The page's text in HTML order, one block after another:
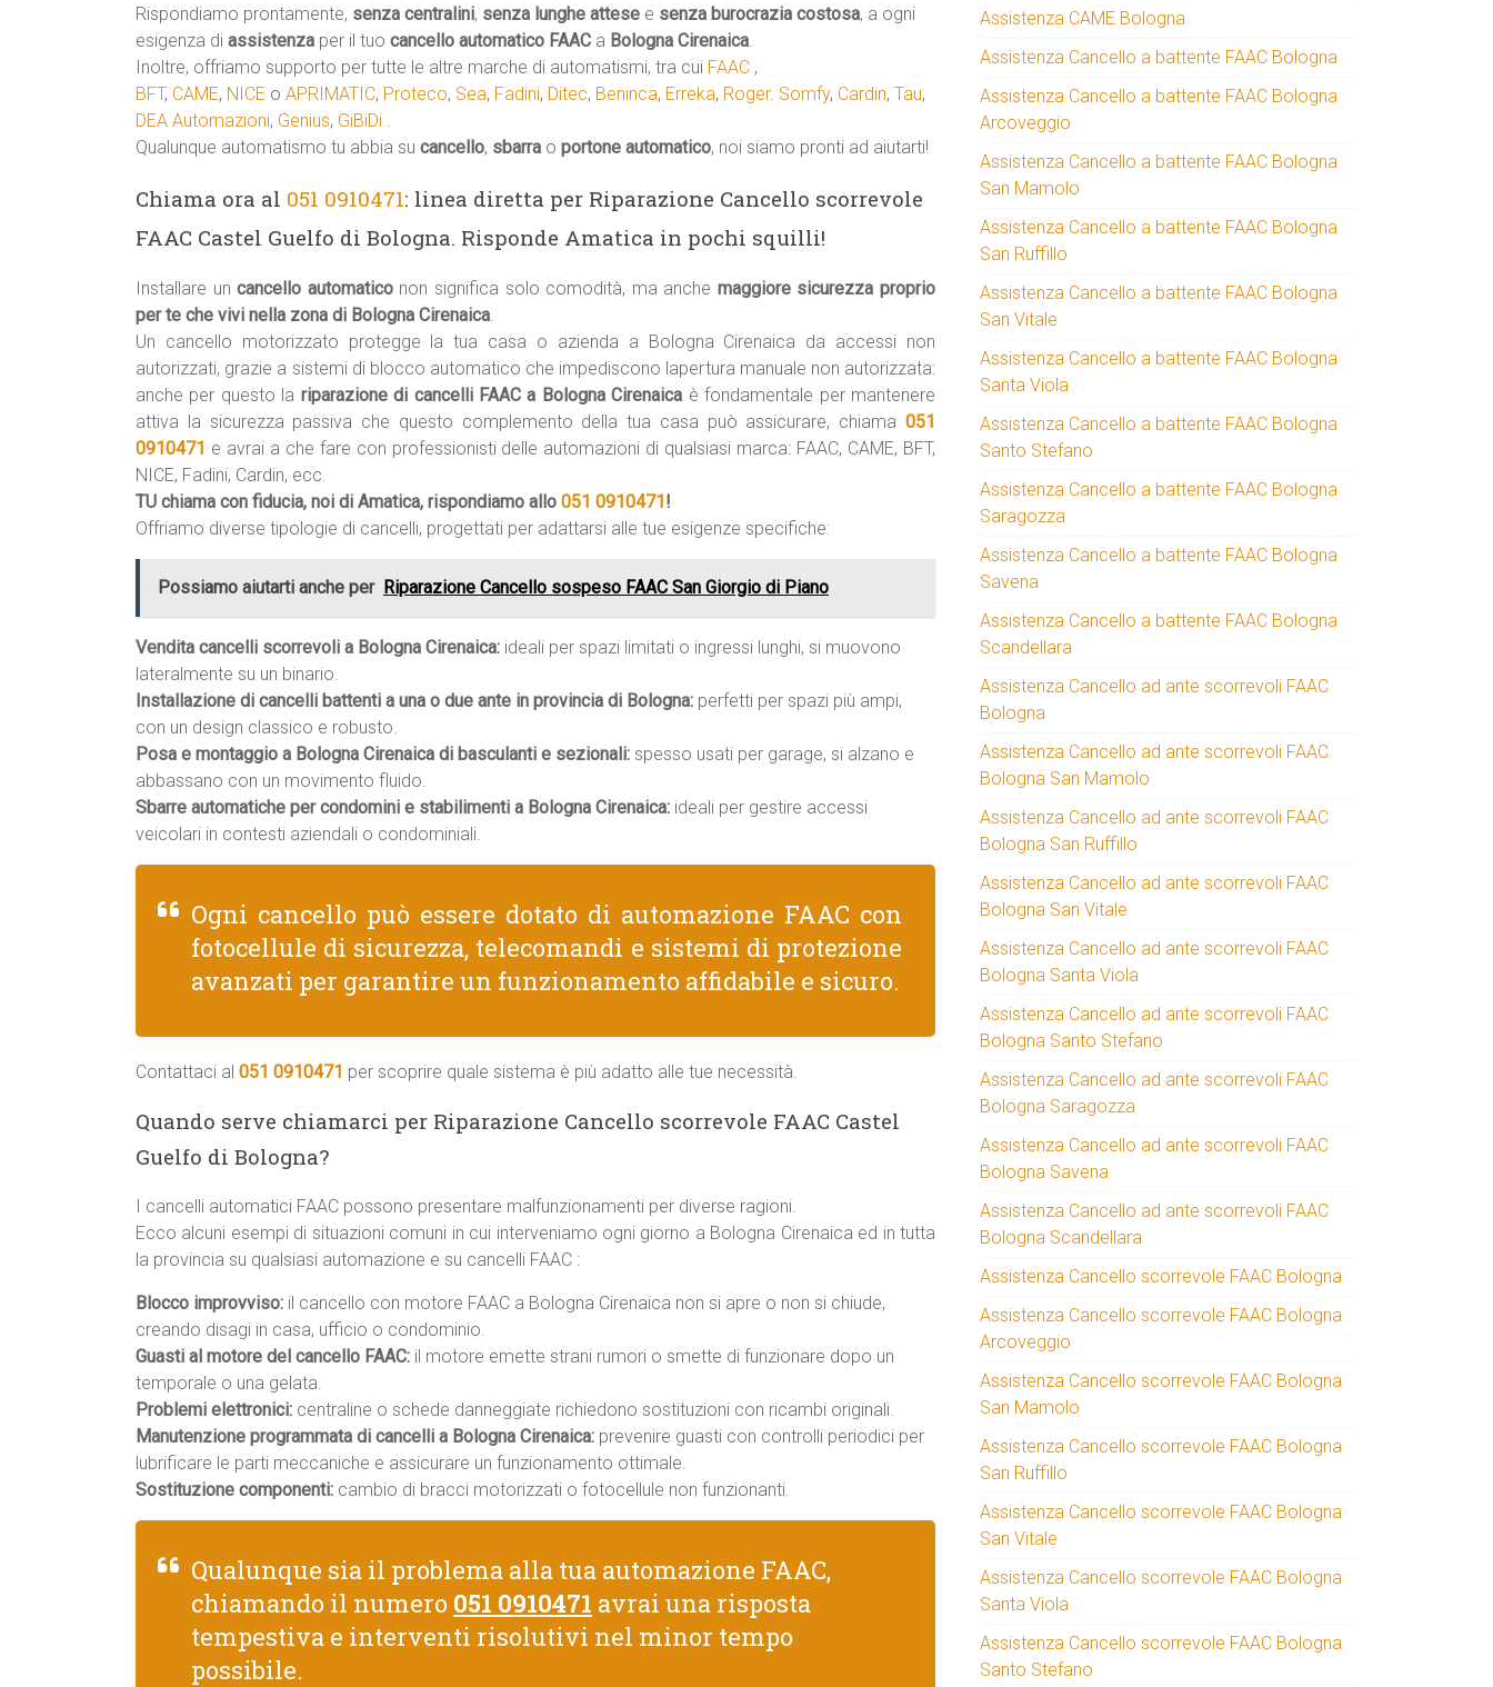
Rispondiamo prontamente, senza centralini, senza lunghe attese e senza burocrazia costosa, a ogni
esigenza di assistenza per il tuo cancello automatico FAAC a Bologna Cirenaica.
Inoltre, offriamo supporto per tutte le altre marche di automatismi, tra cui FAAC ,
BFT, CAME, NICE o APRIMATIC, Proteco, Sea, Fadini, Ditec, Beninca, Erreka, Roger. Somfy, Cardin, Tau,
DEA Automazioni, Genius, GiBiDi .
Qualunque automatismo tu abbia su cancello, sbarra o portone automatico, noi siamo pronti ad aiutarti!
Chiama ora al 051 0910471: linea diretta per Riparazione Cancello scorrevole
FAAC Castel Guelfo di Bologna. Risponde Amatica in pochi squilli!
Installare uncancello automaticonon significa solo comodità, ma anche maggiore sicurezza proprio
per te che vivi nella zona di Bologna Cirenaica.
Un cancello motorizzato protegge la tua casa o azienda a Bologna Cirenaica da accessi non
autorizzati, grazie a sistemi di blocco automatico che impediscono lapertura manuale non autorizzata:
anche per questo la riparazione di cancelli FAAC a Bologna Cirenaica è fondamentale per mantenere
attiva la sicurezza passiva che questo complemento della tua casa può assicurare, chiama 051
0910471 e avrai a che fare con professionisti delle automazioni di qualsiasi marca: FAAC, CAME, BFT,
NICE, Fadini, Cardin, ecc.
TU chiama con fiducia, noi di Amatica, rispondiamo allo 051 0910471!
Offriamo diverse tipologie di cancelli, progettati per adattarsi alle tue esigenze specifiche:
Possiamo aiutarti anche per Riparazione Cancello sospeso FAAC San Giorgio di Piano
Vendita cancelli scorrevoli a Bologna Cirenaica: ideali per spazi limitati o ingressi lunghi, si muovono
lateralmente su un binario.
Installazione di cancelli battenti a una o due ante in provincia di Bologna: perfetti per spazi più ampi,
con un design classico e robusto.
Posa e montaggio a Bologna Cirenaica di basculanti e sezionali: spesso usati per garage, si alzano e
abbassano con un movimento fluido.
Sbarre automatiche per condomini e stabilimenti a Bologna Cirenaica: ideali per gestire accessi
veicolari in contesti aziendali o condominiali.
Ogni cancello può essere dotato di automazione FAAC con
fotocellule di sicurezza, telecomandi e sistemi di protezione
avanzati per garantire un funzionamento affidabile e sicuro.
Contattaci al 051 0910471 per scoprire quale sistema è più adatto alle tue necessità.
Quando serve chiamarci per Riparazione Cancello scorrevole FAAC Castel
Guelfo di Bologna?
I cancelli automatici FAAC possono presentare malfunzionamenti per diverse ragioni.
Ecco alcuni esempi di situazioni comuni in cui interveniamo ogni giorno a Bologna Cirenaica ed in tutta
la provincia su qualsiasi automazione e su cancelli FAAC :
Blocco improvviso: il cancello con motore FAAC a Bologna Cirenaica non si apre o non si chiude,
creando disagi in casa, ufficio o condominio.
Guasti al motore del cancello FAAC: il motore emette strani rumori o smette di funzionare dopo un
temporale o una gelata.
Problemi elettronici: centraline o schede danneggiate richiedono sostituzioni con ricambi originali.
Manutenzione programmata di cancelli a Bologna Cirenaica: prevenire guasti con controlli periodici per
lubrificare le parti meccaniche e assicurare un funzionamento ottimale.
Sostituzione componenti: cambio di bracci motorizzati o fotocellule non funzionanti.
Qualunque sia il problema alla tua automazione FAAC,
chiamando il numero 051 0910471 avrai una risposta
tempestiva e interventi risolutivi nel minor tempo
possibile.
Assistenza CAME Bologna
Assistenza Cancello a battente FAAC Bologna
Assistenza Cancello a battente FAAC Bologna
Arcoveggio
Assistenza Cancello a battente FAAC Bologna
San Mamolo
Assistenza Cancello a battente FAAC Bologna
San Ruffillo
Assistenza Cancello a battente FAAC Bologna
San Vitale
Assistenza Cancello a battente FAAC Bologna
Santa Viola
Assistenza Cancello a battente FAAC Bologna
Santo Stefano
Assistenza Cancello a battente FAAC Bologna
Saragozza
Assistenza Cancello a battente FAAC Bologna
Savena
Assistenza Cancello a battente FAAC Bologna
Scandellara
Assistenza Cancello ad ante scorrevoli FAAC
Bologna
Assistenza Cancello ad ante scorrevoli FAAC
Bologna San Mamolo
Assistenza Cancello ad ante scorrevoli FAAC
Bologna San Ruffillo
Assistenza Cancello ad ante scorrevoli FAAC
Bologna San Vitale
Assistenza Cancello ad ante scorrevoli FAAC
Bologna Santa Viola
Assistenza Cancello ad ante scorrevoli FAAC
Bologna Santo Stefano
Assistenza Cancello ad ante scorrevoli FAAC
Bologna Saragozza
Assistenza Cancello ad ante scorrevoli FAAC
Bologna Savena
Assistenza Cancello ad ante scorrevoli FAAC
Bologna Scandellara
Assistenza Cancello scorrevole FAAC Bologna
Assistenza Cancello scorrevole FAAC Bologna
Arcoveggio
Assistenza Cancello scorrevole FAAC Bologna
San Mamolo
Assistenza Cancello scorrevole FAAC Bologna
San Ruffillo
Assistenza Cancello scorrevole FAAC Bologna
San Vitale
Assistenza Cancello scorrevole FAAC Bologna
Santa Viola
Assistenza Cancello scorrevole FAAC Bologna
Santo Stefano